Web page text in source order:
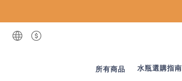
所有商品 水瓶選購指南